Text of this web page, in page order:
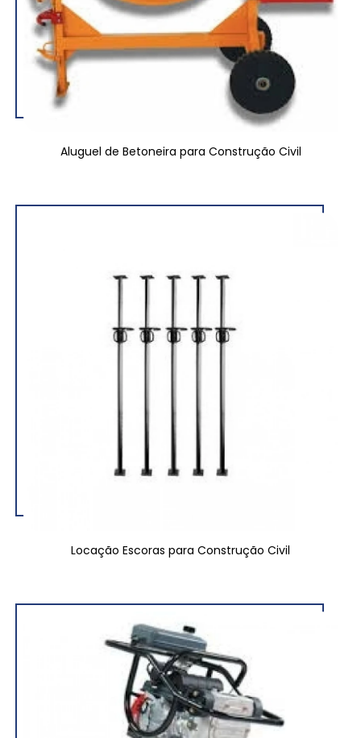
Aluguel de Betoneira para Construção Civil
Locação Escoras para Construção Civil